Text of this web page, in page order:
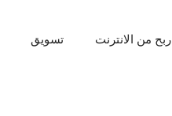
ربح من الانترنت تسويق